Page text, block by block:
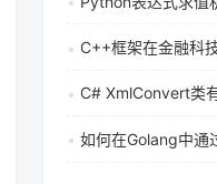
C# XmlConvert类